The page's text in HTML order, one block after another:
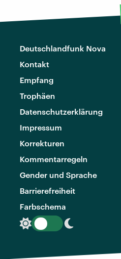
Deutschlandfunk Nova
Kontakt
Empfang
Trophäen
Datenschutzerklärung
Impressum
Korrekturen
Kommentarregeln
Gender und Sprache
Barrierefreiheit
Farbschema